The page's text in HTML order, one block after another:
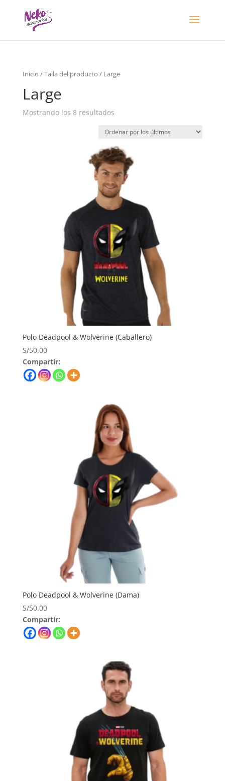
Inicio / Talla del producto / Large
Large
Mostrando los 8 resultados
Polo Deadpool & Wolverine (Caballero)
S/50.00
Compartir:
Polo Deadpool & Wolverine (Dama)
S/50.00
Compartir: